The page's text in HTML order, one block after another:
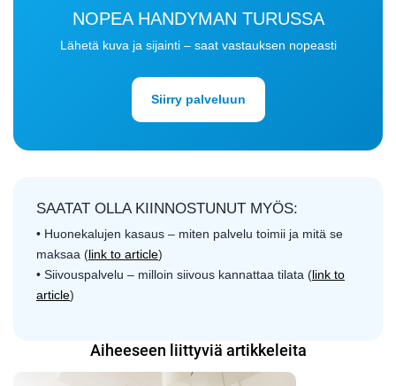
NOPEA HANDYMAN TURUSSA
Lähetä kuva ja sijainti – saat vastauksen nopeasti
Siirry palveluun
SAATAT OLLA KIINNOSTUNUT MYÖS:
• Huonekalujen kasaus – miten palvelu toimii ja mitä se
maksaa (link to article)
• Siivouspalvelu – milloin siivous kannattaa tilata (link to
article)
Aiheeseen liittyviä artikkeleita